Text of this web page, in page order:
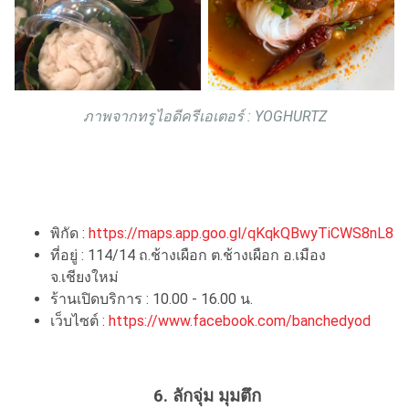
ภาพจากทรูไอดีครีเอเตอร์ : YOGHURTZ
พิกัด : https://maps.app.goo.gl/qKqkQBwyTiCWS8nL8
ที่อยู่ : 114/14 ถ.ช้างเผือก ต.ช้างเผือก อ.เมือง
จ.เชียงใหม่
ร้านเปิดบริการ : 10.00 - 16.00 น.
เว็บไซต์ : https://www.facebook.com/banchedyod
6. ลักจุ่ม มุมตึก